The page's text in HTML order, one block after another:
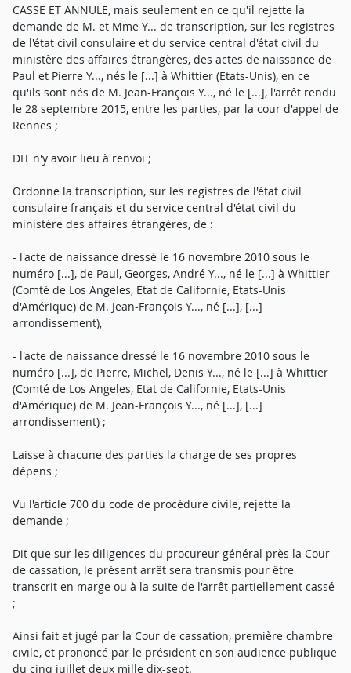
CASSE ET ANNULE, mais seulement en ce qu'il rejette la
demande de M. et Mme Y... de transcription, sur les registres
de l'état civil consulaire et du service central d'état civil du
ministère des affaires étrangères, des actes de naissance de
Paul et Pierre Y..., nés le [...] à Whittier (Etats-Unis), en ce
qu'ils sont nés de M. Jean-François Y..., né le [...], l'arrêt rendu
le 28 septembre 2015, entre les parties, par la cour d'appel de
Rennes ;
DIT n'y avoir lieu à renvoi ;
Ordonne la transcription, sur les registres de l'état civil
consulaire français et du service central d'état civil du
ministère des affaires étrangères, de :
- l'acte de naissance dressé le 16 novembre 2010 sous le
numéro [...], de Paul, Georges, André Y..., né le [...] à Whittier
(Comté de Los Angeles, Etat de Californie, Etats-Unis
d'Amérique) de M. Jean-François Y..., né [...], [...]
arrondissement),
- l'acte de naissance dressé le 16 novembre 2010 sous le
numéro [...], de Pierre, Michel, Denis Y..., né le [...] à Whittier
(Comté de Los Angeles, Etat de Californie, Etats-Unis
d'Amérique) de M. Jean-François Y..., né [...], [...]
arrondissement) ;
Laisse à chacune des parties la charge de ses propres
dépens ;
Vu l'article 700 du code de procédure civile, rejette la
demande ;
Dit que sur les diligences du procureur général près la Cour
de cassation, le présent arrêt sera transmis pour être
transcrit en marge ou à la suite de l'arrêt partiellement cassé
;
Ainsi fait et jugé par la Cour de cassation, première chambre
civile, et prononcé par le président en son audience publique
du cinq juillet deux mille dix-sept.